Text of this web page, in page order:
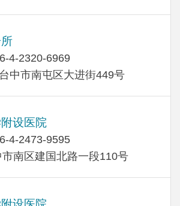
4-2320-6969
中市南屯区大进街449号
设医院
4-2473-9595
南区建国北路一段110号